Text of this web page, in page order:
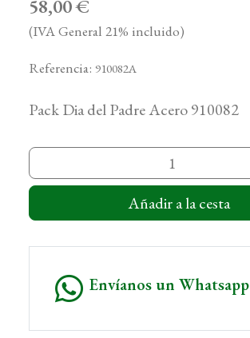
58,00 €
(IVA General 21% incluido)
Referencia: 910082A
Pack Dia del Padre Acero 910082
Añadir a la cesta
Envíanos un Whatsapp